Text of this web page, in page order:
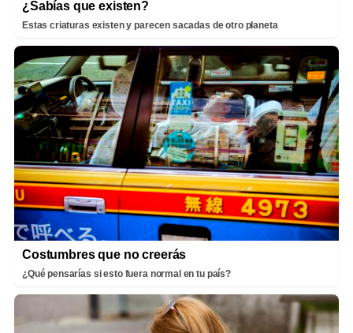
¿Sabías que existen?
Estas criaturas existen y parecen sacadas de otro planeta
Costumbres que no creerás
¿Qué pensarías si esto fuera normal en tu país?